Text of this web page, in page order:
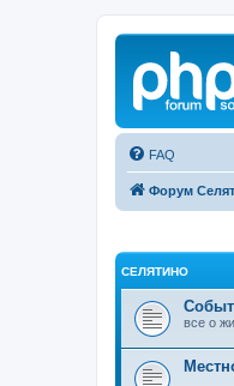
FAQ
Форум
СЕЛЯТИНО
все о